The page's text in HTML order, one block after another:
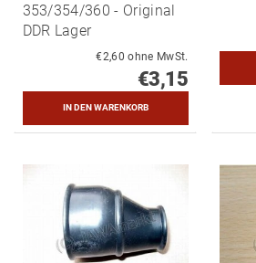
353/354/360 - Original
DDR Lager
€2,60 ohne MwSt.
€3,15